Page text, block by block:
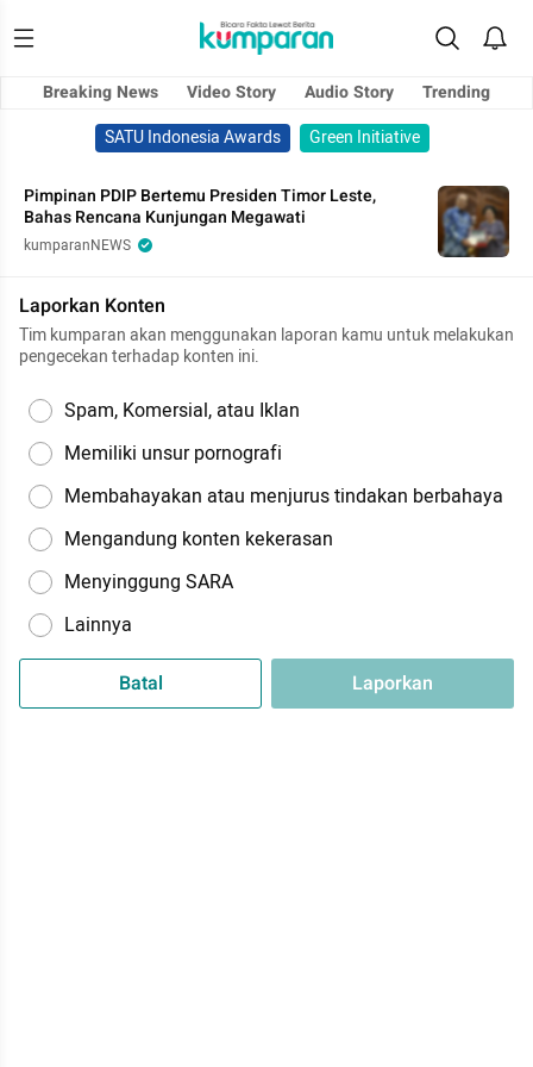
Breaking News Video Story Audio Story
Trending
SATU Indonesia Awards
Green Initiative
Pimpinan PDIP Bertemu Presiden Timor Leste,
Bahas Rencana Kunjungan Megawati
kumparanNEWS
Laporkan Konten
Tim kumparan akan menggunakan laporan kamu untuk melakukan
pengecekan terhadap konten ini.
Spam, Komersial, atau Iklan
Memiliki unsur pornografi
Membahayakan atau menjurus tindakan berbahaya
Mengandung konten kekerasan
Menyinggung SARA
Lainnya
Batal Laporkan